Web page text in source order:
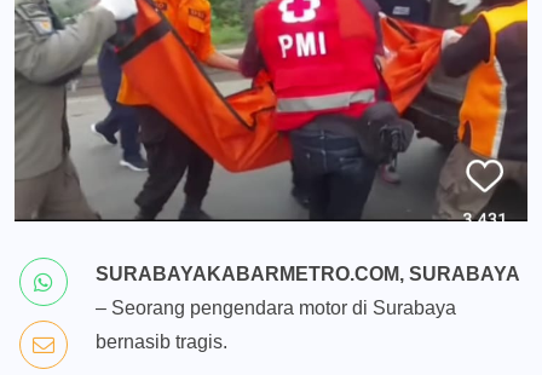
SURABAYAKABARMETRO.COM, SURABAYA
– Seorang pengendara motor di Surabaya
bernasib tragis.